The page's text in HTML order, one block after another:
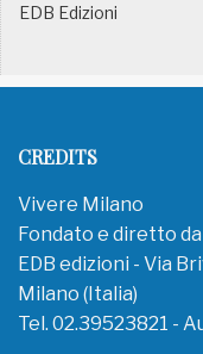
EDB Edizioni
CREDITS
Vivere Milano
Fondato e diretto
EDB edizioni - Via
Milano (Italia)
Tel. 02.39523821 -